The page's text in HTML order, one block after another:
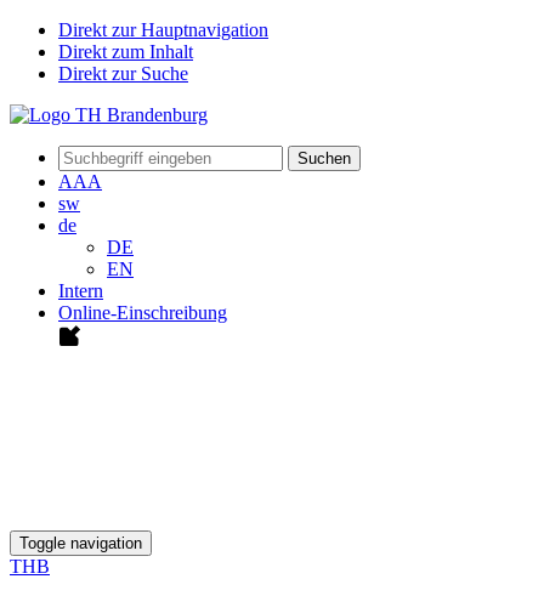
Direkt zur Hauptnavigation
Direkt zum Inhalt
Direkt zur Suche
Suchen
AAA
sw
de
DE
EN
Intern
Online-Einschreibung
Toggle navigation
THB